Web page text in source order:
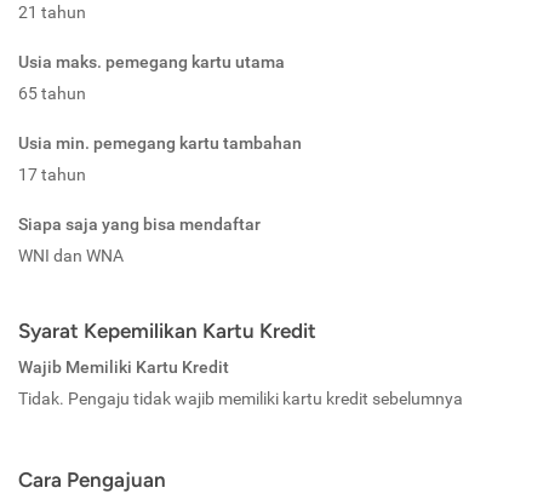
21 tahun
Usia maks. pemegang kartu utama
65 tahun
Usia min. pemegang kartu tambahan
17 tahun
Siapa saja yang bisa mendaftar
WNI dan WNA
Syarat Kepemilikan Kartu Kredit
Wajib Memiliki Kartu Kredit
Tidak. Pengaju tidak wajib memiliki kartu kredit sebelumnya
Cara Pengajuan